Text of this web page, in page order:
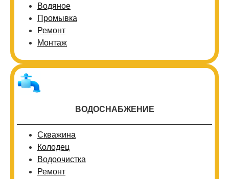
Водяное
Промывка
Ремонт
Монтаж
ВОДОСНАБЖЕНИЕ
Скважина
Колодец
Водоочистка
Ремонт